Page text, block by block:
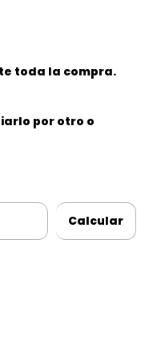
toda la compra.
por otro o
Calcular